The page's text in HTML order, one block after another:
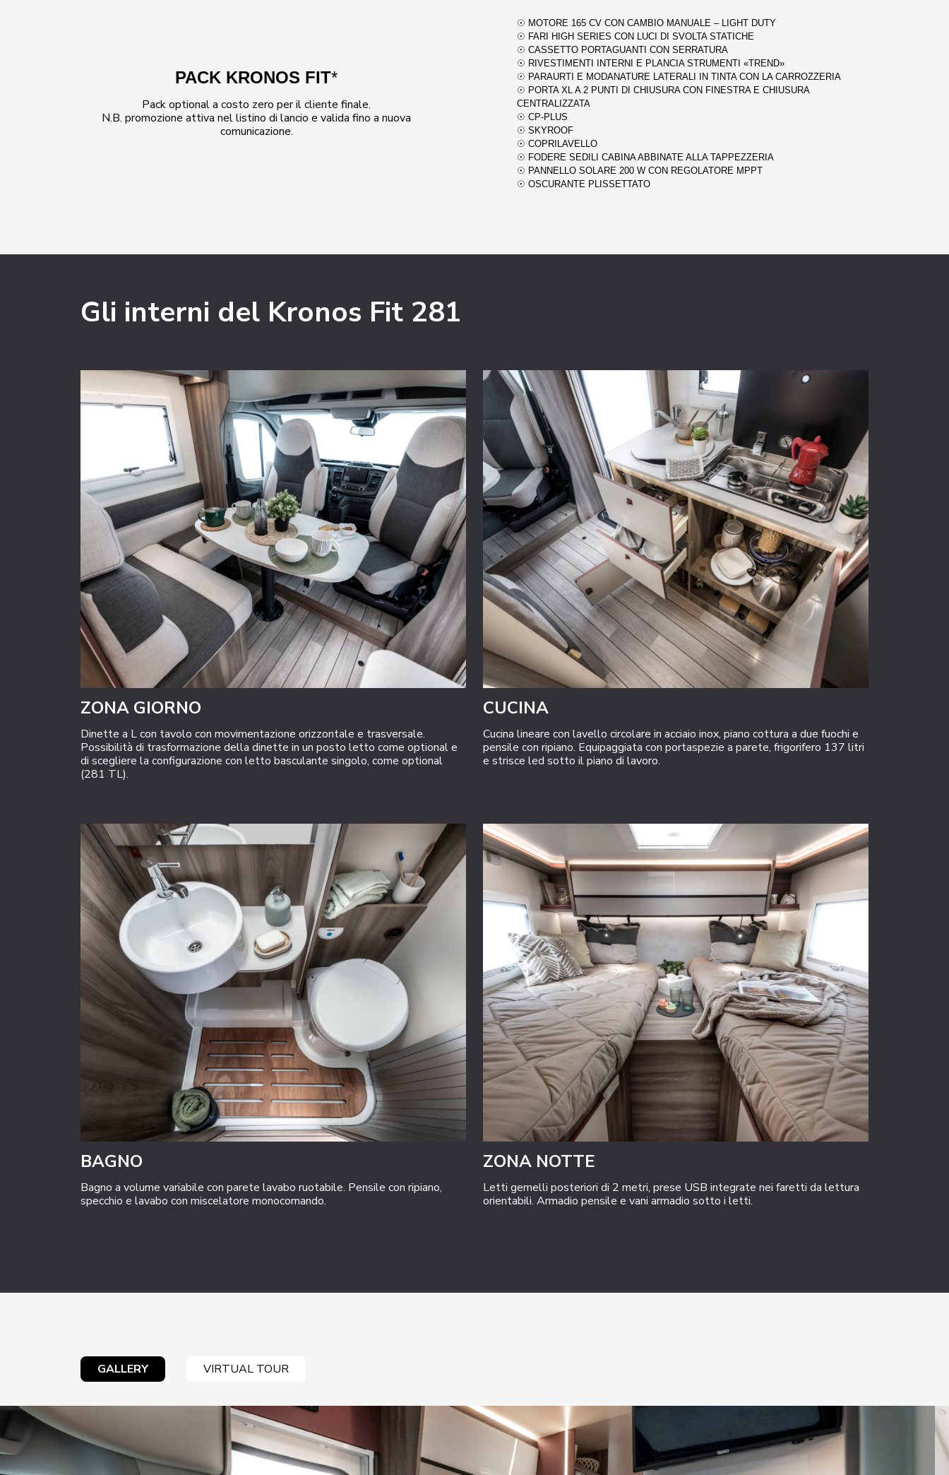
PACK KRONOS FIT*
Pack optional a costo zero per il cliente finale.
N.B. promozione attiva nel listino di lancio e valida fino a nuova
comunicazione.
☉ MOTORE 165 CV CON CAMBIO MANUALE – LIGHT DUTY
☉ FARI HIGH SERIES CON LUCI DI SVOLTA STATICHE
☉ CASSETTO PORTAGUANTI CON SERRATURA
☉ RIVESTIMENTI INTERNI E PLANCIA STRUMENTI «TREND»
☉ PARAURTI E MODANATURE LATERALI IN TINTA CON LA CARROZZERIA
☉ PORTA XL A 2 PUNTI DI CHIUSURA CON FINESTRA E CHIUSURA
CENTRALIZZATA
☉ CP-PLUS
☉ SKYROOF
☉ COPRILAVELLO
☉ FODERE SEDILI CABINA ABBINATE ALLA TAPPEZZERIA
☉ PANNELLO SOLARE 200 W CON REGOLATORE MPPT
☉ OSCURANTE PLISSETTATO
Gli interni del Kronos Fit 281
ZONA GIORNO
Dinette a L con tavolo con movimentazione orizzontale e trasversale.
Possibilità di trasformazione della dinette in un posto letto come optional e
di scegliere la configurazione con letto basculante singolo, come optional
(281 TL).
CUCINA
Cucina lineare con lavello circolare in acciaio inox, piano cottura a due fuochi e
pensile con ripiano. Equipaggiata con portaspezie a parete, frigorifero 137 litri
e strisce led sotto il piano di lavoro.
BAGNO
Bagno a volume variabile con parete lavabo ruotabile. Pensile con ripiano,
specchio e lavabo con miscelatore monocomando.
ZONA NOTTE
Letti gemelli posteriori di 2 metri, prese USB integrate nei faretti da lettura
orientabili. Armadio pensile e vani armadio sotto i letti.
GALLERY VIRTUAL TOUR